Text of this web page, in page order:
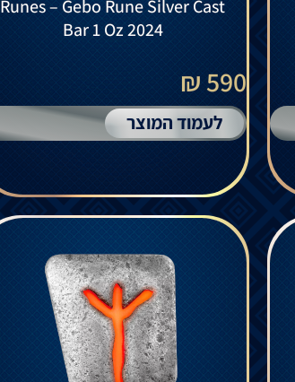
Runes – Gebo Rune Silver Cast
Bar 1 Oz 2024
590 ₪
לעמוד המוצר